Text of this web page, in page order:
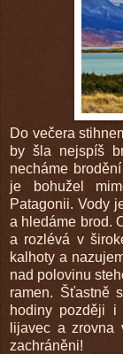
Do večera
by šla nejspíš
necháme
je bohužel
Patagonii. Vody
a hledáme brod.
a rozlévá v
kalhoty a
nad polovinu
ramen. Šťastně
hodiny později i
lijavec a
zachráněni!